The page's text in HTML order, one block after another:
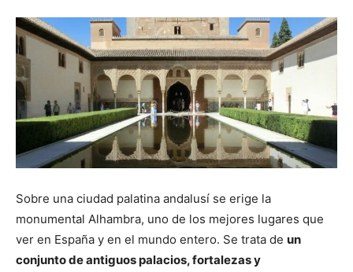
Sobre una ciudad palatina andalusí se erige la
monumental Alhambra, uno de los mejores lugares que
ver en España y en el mundo entero. Se trata de un
conjunto de antiguos palacios, fortalezas y